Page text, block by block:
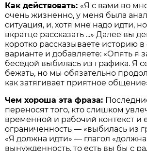
Как действовать: «Я с вами во
очень жизненно, у меня была
ситуация, и, хотя мне надо идти,
вкратце рассказать ...» Далее вы
коротко рассказываете историю
варианте и добавляете: «Опять я
беседой выбилась из графика. Я
бежать, но мы обязательно
как затягивает приятное
Чем хороша эта фраза:
переносят того, кто слишком
временной и рабочий контекст и
ограниченность — «выбилась из
«Я должна идти» — глагол
вынужденность, то есть вы бы с